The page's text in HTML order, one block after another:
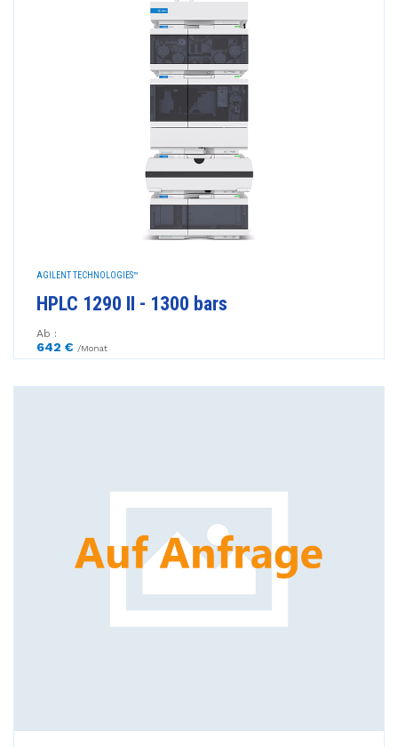
AGILENT TECHNOLOGIES™
HPLC 1290 II - 1300 bars
Ab :
642 € /Monat